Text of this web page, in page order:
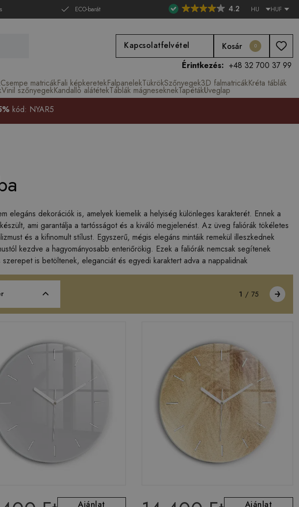
ECO-barát 4.2 HU HUF
Kapcsolatfelvétel Kosár 0
Érintkezés: +48 32 700 37 99
Csempe matricákFali képkeretekFalpanelekTükrökSzőnyegek3D falmatricákKréta táblák
Vinil szőnyegekKandalló alátétekTáblák mágneseknekTapétákÜveglap
kód: NYAR5
elegáns dekorációk is, amelyek kiemelik a helyiség különleges karakterét. Ennek a
ami garantálja a tartósságot és a kiváló megjelenést. Az üveg faliórák tökéletes
és a kifinomult stílust. Egyszerű, mégis elegáns mintáik remekül illeszkednek
kezdve a hagyományosabb enteriőrökig. Ezek a faliórák nemcsak segítenek
is betöltenek, eleganciát és egyedi karaktert adva a nappalidnak
1 / 75
Ajánlat
Ajánlat